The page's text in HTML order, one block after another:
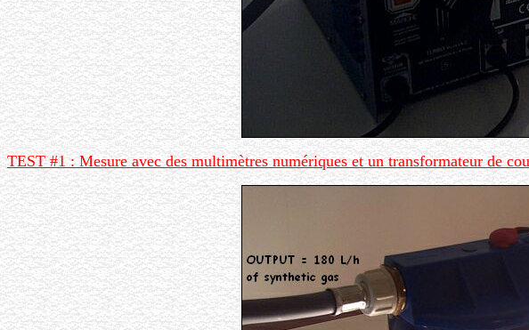
TEST #1 : Mesure avec des multimètres numériques et un transformateur de